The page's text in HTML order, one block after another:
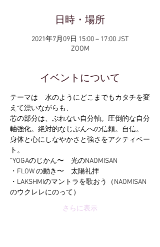
日時・場所
2021年7月09日 15:00 – 17:00 JST
ZOOM
イベントについて
テーマは　水のようにどこまでもカタチを変
えて漂いながらも、
芯の部分は、ぶれない自分軸。圧倒的な自分
軸強化。絶対的なじぶんへの信頼。自信。
身体と心にしなやかさと強さをアクティベー
ト。
”YOGAのじかん〜　光のNAOMISAN
・FLOW の動き〜　太陽礼拝
・LAKSHMIのマントラを歌おう（NAOMISAN
のウクレレにのって）
さらに表示